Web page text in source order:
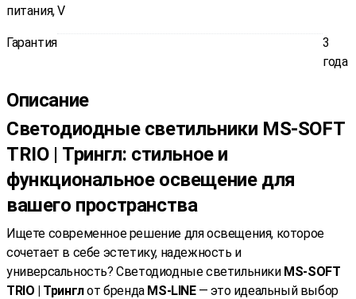
питания, V
Гарантия
3
года
Описание
Светодиодные светильники MS-SOFT
TRIO | Трингл: стильное и
функциональное освещение для
вашего пространства
Ищете современное решение для освещения, которое
сочетает в себе эстетику, надежность и
универсальность? Светодиодные светильники MS-SOFT
TRIO | Тринглот бренда MS-LINE — это идеальный выбор